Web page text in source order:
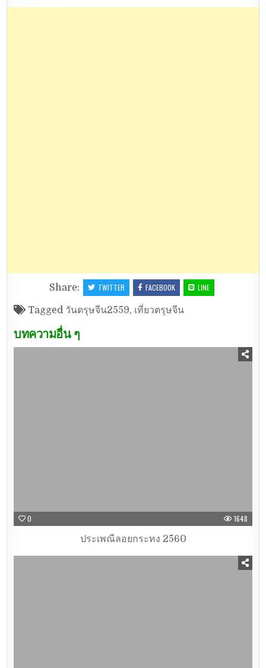
Share: TWITTER FACEBOOK LINE
Tagged วันตรุษจีน2559, เที่ยวตรุษจีน
บทความอื่น ๆ
0 1648
ประเพณีลอยกระทง 2560